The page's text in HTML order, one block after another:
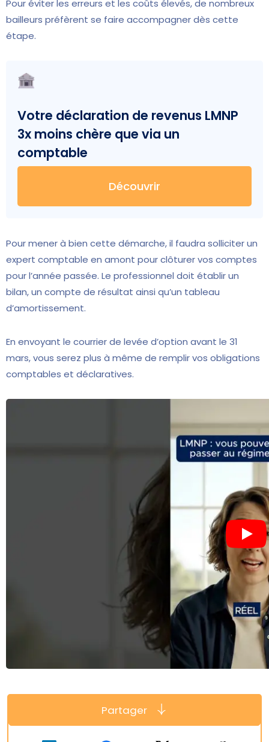
Pour éviter les erreurs et les coûts élevés, de nombreux
bailleurs préfèrent se faire accompagner dès cette
étape.
Votre déclaration de revenus LMNP
3x moins chère que via un
comptable
Découvrir
Pour mener à bien cette démarche, il faudra solliciter un
expert comptable en amont pour clôturer vos comptes
pour l’année passée. Le professionnel doit établir un
bilan, un compte de résultat ainsi qu’un tableau
d’amortissement.
En envoyant le courrier de levée d’option avant le 31
mars, vous serez plus à même de remplir vos obligations
comptables et déclaratives.
Partager